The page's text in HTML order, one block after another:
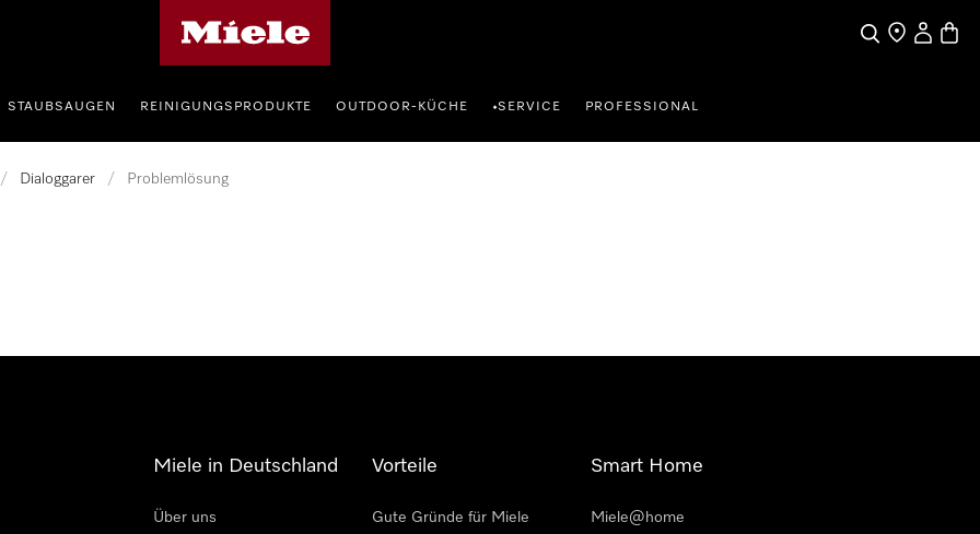
SucheHändler
Mein
STAUBSAUGEN REINIGUNGSPRODUKTE OUTDOOR-KÜCHE •SERVICE PROFESSIONAL
/ Dialoggarer / Problemlösung
Miele in Deutschland
Über uns
Vorteile
Gute Gründe für Miele
Smart Home
Miele@home